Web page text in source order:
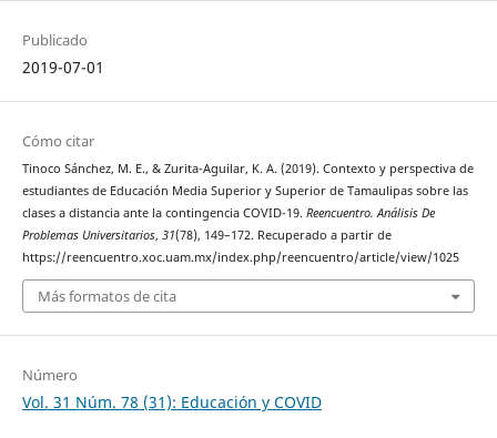
Publicado
2019-07-01
Cómo citar
Tinoco Sánchez, M. E., & Zurita-Aguilar, K. A. (2019). Contexto y perspectiva de
estudiantes de Educación Media Superior y Superior de Tamaulipas sobre las
clases a distancia ante la contingencia COVID-19. Reencuentro. Análisis De
Problemas Universitarios, 31(78), 149–172. Recuperado a partir de
https://reencuentro.xoc.uam.mx/index.php/reencuentro/article/view/1025
Más formatos de cita
Número
Vol. 31 Núm. 78 (31): Educación y COVID